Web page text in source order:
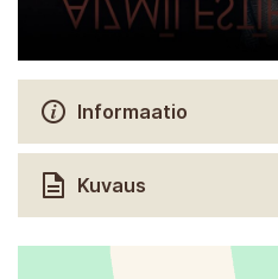
Informaatio
Kuvaus